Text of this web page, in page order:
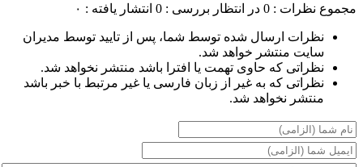
مجموع نظرات : 0 در انتظار بررسی : 0 انتشار یافته : ۰
نظرات ارسال شده توسط شما، پس از تایید توسط مدیران
سایت منتشر خواهد شد.
نظراتی که حاوی تهمت یا افترا باشد منتشر نخواهد شد.
نظراتی که به غیر از زبان فارسی یا غیر مرتبط با خبر باشد
منتشر نخواهد شد.